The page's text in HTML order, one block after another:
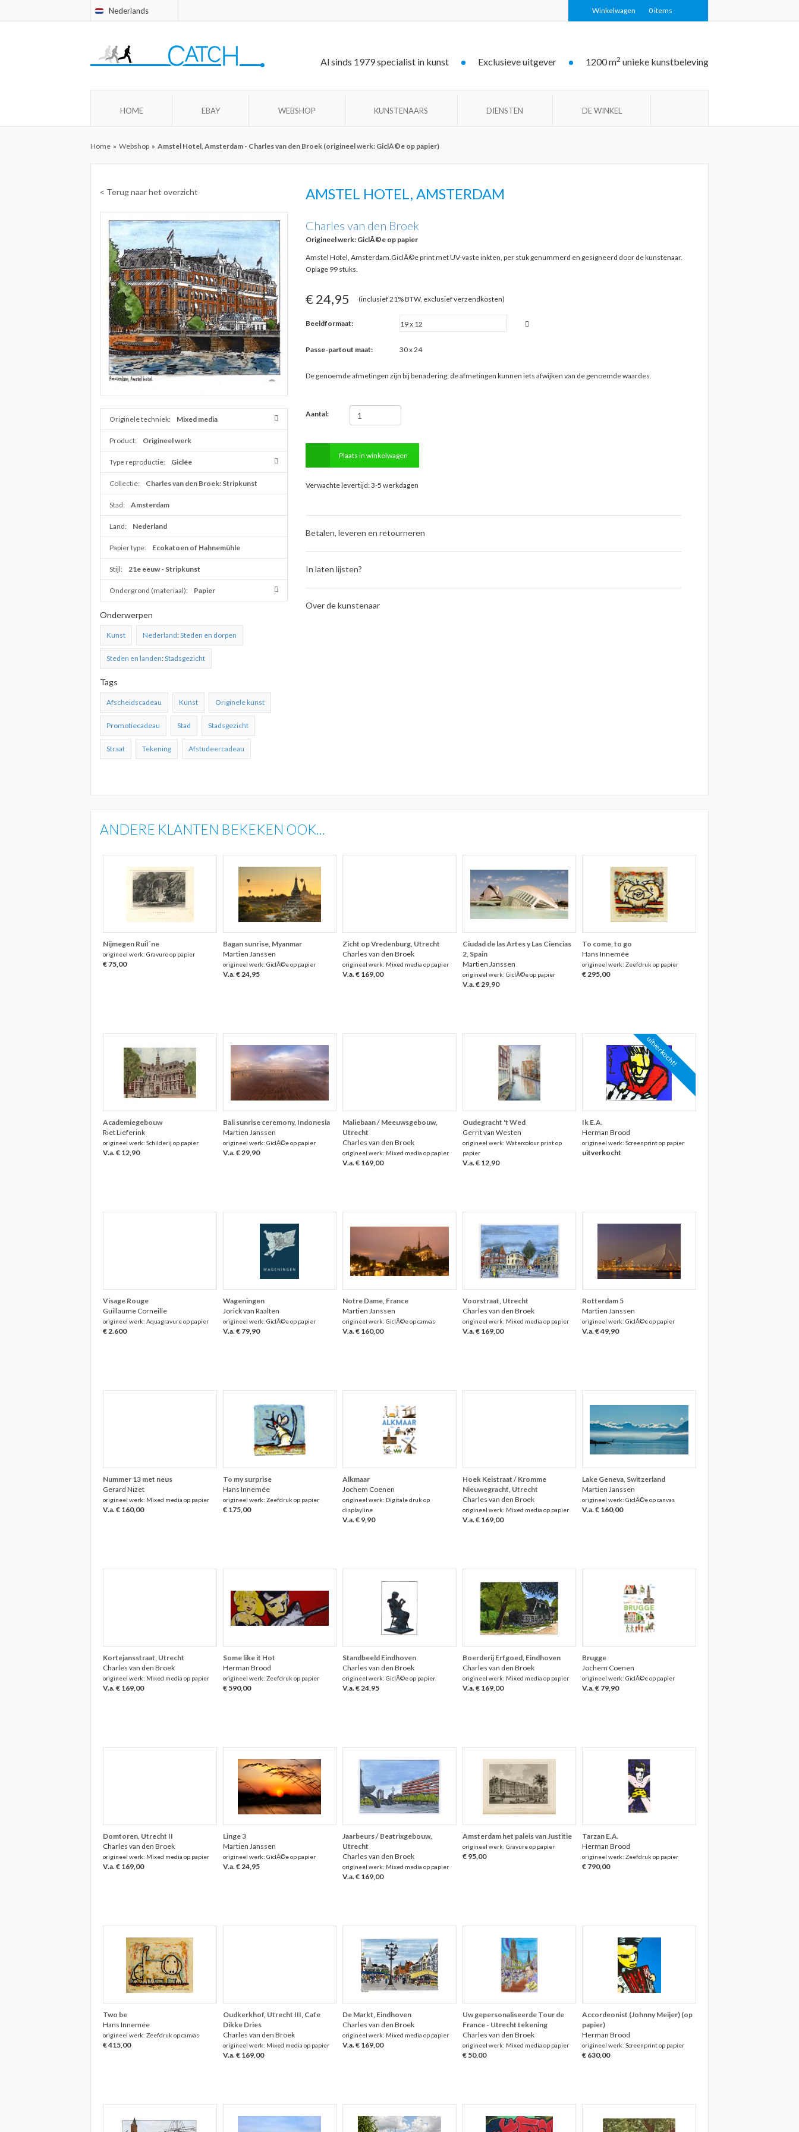
Nederlands Winkelwagen 0items
1200 m2 unieke kunstbeleving
Exclusieve uitgever
Al sinds 1979 specialist in kunst
HOME EBAY WEBSHOP KUNSTENAARS DIENSTEN DE WINKEL
Home » Webshop » Amstel Hotel, Amsterdam - Charles van den Broek (origineel werk: GiclÃ©e op papier)
< Terug naar het overzicht
Originele techniek: Mixed media
Product: Origineel werk
Type reproductie: Giclée
Collectie: Charles van den Broek: Stripkunst
Stad: Amsterdam
Land: Nederland
Papier type: Ecokatoen of Hahnemühle
Stijl: 21e eeuw - Stripkunst
Ondergrond (materiaal): Papier
Onderwerpen
Kunst Nederland:Steden en dorpen
Steden en landen:Stadsgezicht
Tags
Afscheidscadeau Kunst Originele kunst
Promotiecadeau Stad Stadsgezicht
Straat Tekening Afstudeercadeau
AMSTEL HOTEL, AMSTERDAM
Charles van den Broek
Origineel werk: GiclÃ©e op papier
Amstel Hotel, Amsterdam.GiclÃ©e print met UV-vaste inkten, per stuk genummerd en gesigneerd door de kunstenaar.
Oplage 99 stuks.
€ 24,95 (inclusief 21% BTW, exclusief verzendkosten)
Beeldformaat:
Passe-partout maat: 30 x 24
De genoemde afmetingen zijn bij benadering; de afmetingen kunnen iets afwijken van de genoemde waardes.
Aantal:
Plaats in winkelwagen
Verwachte levertijd: 3-5 werkdagen
Betalen, leveren en retourneren
In laten lijsten?
Over de kunstenaar
ANDERE KLANTEN BEKEKEN OOK...
Nijmegen RuiÌˆne
origineel werk: Gravure op papier
€ 75,00
Bagan sunrise, Myanmar
Martien Janssen
origineel werk: GiclÃ©e op papier
V.a. € 24,95
Zicht op Vredenburg, Utrecht
Charles van den Broek
origineel werk: Mixed media op papier
V.a. € 169,00
Ciudad de las Artes y Las Ciencias
2, Spain
Martien Janssen
origineel werk: GiclÃ©e op papier
V.a. € 29,90
To come, to go
Hans Innemée
origineel werk: Zeefdruk op papier
€ 295,00
Academiegebouw
Riet Lieferink
origineel werk: Schilderij op papier
V.a. € 12,90
Bali sunrise ceremony, Indonesia
Martien Janssen
origineel werk: GiclÃ©e op papier
V.a. € 29,90
Maliebaan / Meeuwsgebouw,
Utrecht
Charles van den Broek
origineel werk: Mixed media op papier
V.a. € 169,00
Oudegracht 't Wed
Gerrit van Westen
origineel werk: Watercolour print op
papier
V.a. € 12,90
uitverkocht!
Ik E.A.
Herman Brood
origineel werk: Screenprint op papier
uitverkocht
Visage Rouge
Guillaume Corneille
origineel werk: Aquagravure op papier
€ 2.600
Wageningen
Jorick van Raalten
origineel werk: GiclÃ©e op papier
V.a. € 79,90
Notre Dame, France
Martien Janssen
origineel werk: GiclÃ©e op canvas
V.a. € 160,00
Voorstraat, Utrecht
Charles van den Broek
origineel werk: Mixed media op papier
V.a. € 169,00
Rotterdam 5
Martien Janssen
origineel werk: GiclÃ©e op papier
V.a. € 49,90
Nummer 13 met neus
Gerard Nizet
origineel werk: Mixed media op papier
V.a. € 160,00
To my surprise
Hans Innemée
origineel werk: Zeefdruk op papier
€ 175,00
Alkmaar
Jochem Coenen
origineel werk: Digitale druk op
displayline
V.a. € 9,90
Hoek Keistraat / Kromme
Nieuwegracht, Utrecht
Charles van den Broek
origineel werk: Mixed media op papier
V.a. € 169,00
Lake Geneva, Switzerland
Martien Janssen
origineel werk: GiclÃ©e op canvas
V.a. € 160,00
Kortejansstraat, Utrecht
Charles van den Broek
origineel werk: Mixed media op papier
V.a. € 169,00
Some like it Hot
Herman Brood
origineel werk: Zeefdruk op papier
€ 590,00
Standbeeld Eindhoven
Charles van den Broek
origineel werk: GiclÃ©e op papier
V.a. € 24,95
Boerderij Erfgoed, Eindhoven
Charles van den Broek
origineel werk: Mixed media op papier
V.a. € 169,00
Brugge
Jochem Coenen
origineel werk: GiclÃ©e op papier
V.a. € 79,90
Domtoren, Utrecht II
Charles van den Broek
origineel werk: Mixed media op papier
V.a. € 169,00
Linge 3
Martien Janssen
origineel werk: GiclÃ©e op papier
V.a. € 24,95
Jaarbeurs / Beatrixgebouw,
Utrecht
Charles van den Broek
origineel werk: Mixed media op papier
V.a. € 169,00
Amsterdam het paleis van Justitie
origineel werk: Gravure op papier
€ 95,00
Tarzan E.A.
Herman Brood
origineel werk: Zeefdruk op papier
€ 790,00
Two be
Hans Innemée
origineel werk: Zeefdruk op canvas
€ 415,00
Oudkerkhof, Utrecht III, Cafe
Dikke Dries
Charles van den Broek
origineel werk: Mixed media op papier
V.a. € 169,00
De Markt, Eindhoven
Charles van den Broek
origineel werk: Mixed media op papier
V.a. € 169,00
Uw gepersonaliseerde Tour de
France - Utrecht tekening
Charles van den Broek
origineel werk: Mixed media op papier
€ 50,00
Accordeonist (Johnny Meijer) (op
papier)
Herman Brood
origineel werk: Screenprint op papier
€ 630,00